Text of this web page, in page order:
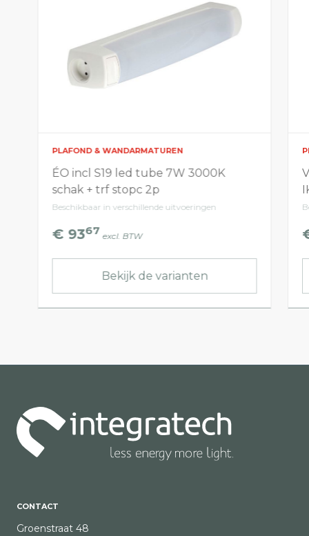
PLAFOND & WANDARMATUREN
ÉO incl S19 led tube 7W 3000K
schak + trf stopc 2p
Beschikbaar in verschillende uitvoeringen
€ 9367 excl. BTW
Bekijk de varianten
CONTACT
Groenstraat 48